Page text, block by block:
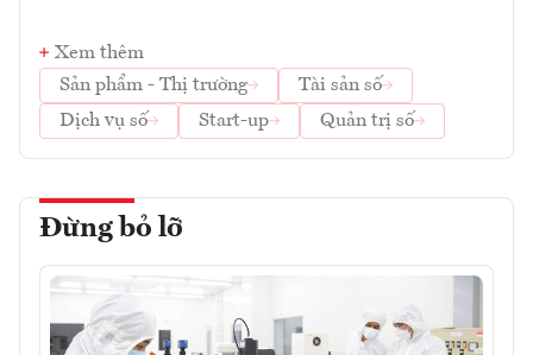
Xem thêm
Sản phẩm - Thị trường
Tài sản số
Dịch vụ số
Start-up Quản trị số
Đừng bỏ lỡ